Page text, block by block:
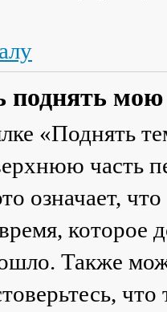
поднять мою
«Поднять
часть
означает,
которое
Также